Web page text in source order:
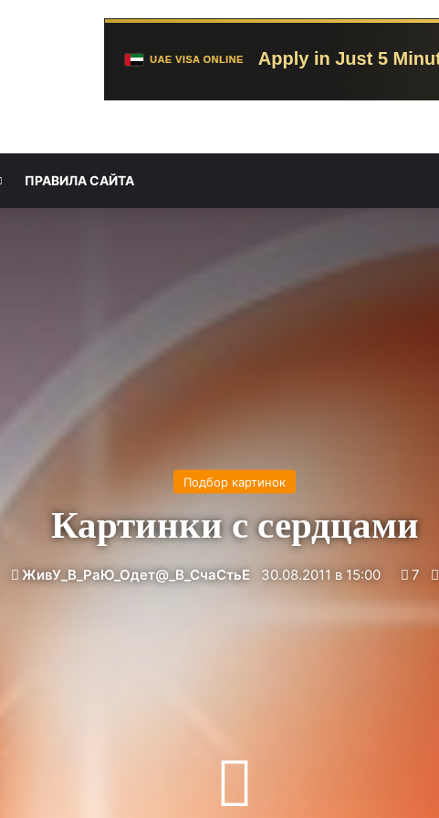
ПРАВИЛА САЙТА
Подбор картинок
Картинки с сердцами
ЖивУ_В_РаЮ_Одет@_В_СчаСтьЕ 30.08.2011 в 15:00 7